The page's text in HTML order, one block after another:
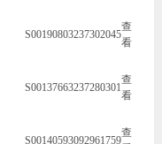
S00190803237302045
查
看
S00137663237280301
查
看
S00140593092961759
查